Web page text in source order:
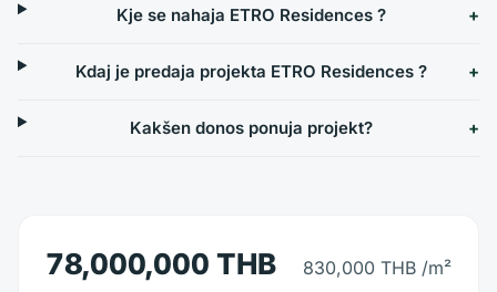
Kje se nahaja ETRO Residences ?
Kdaj je predaja projekta ETRO Residences ?
Kakšen donos ponuja projekt?
78,000,000 THB 830,000 THB /m²